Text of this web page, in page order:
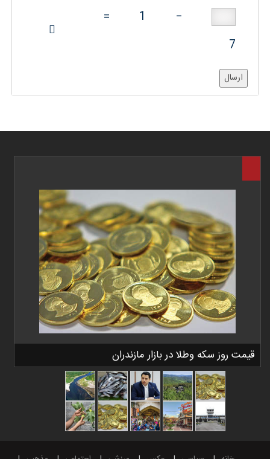
−
1
=
7
ارسال
قیمت روز سکه وطلا در بازار مازندران